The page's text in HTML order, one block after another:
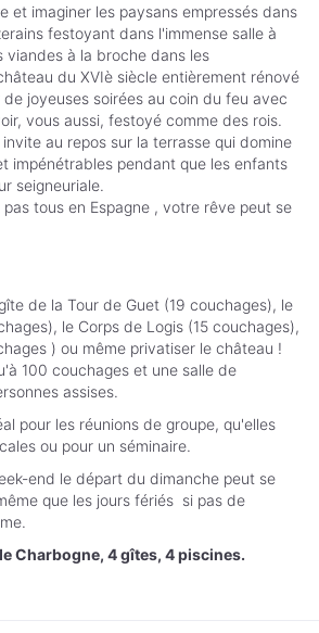
et imaginer les paysans empressés dans
festoyant dans l'immense salle à
viandes à la broche dans les
du XVIè siècle entièrement rénové
joyeuses soirées au coin du feu avec
vous aussi, festoyé comme des rois.
au repos sur la terrasse qui domine
impénétrables pendant que les enfants
seigneuriale.
tous en Espagne , votre rêve peut se
de la Tour de Guet (19 couchages), le
le Corps de Logis (15 couchages),
) ou même privatiser le château !
100 couchages et une salle de
assises.
pour les réunions de groupe, qu'elles
ou pour un séminaire.
end le départ du dimanche peut se
que les jours fériés si pas de
Charbogne, 4 gîtes, 4 piscines.